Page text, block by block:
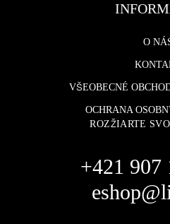
O
VŠEOBECNÉ
OCHRANA
ROZŽIARTE
+421 907